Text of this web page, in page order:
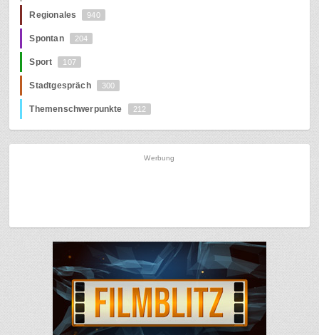
Regionales 940
Spontan 204
Sport 107
Stadtgespräch 300
Themenschwerpunkte 212
Werbung